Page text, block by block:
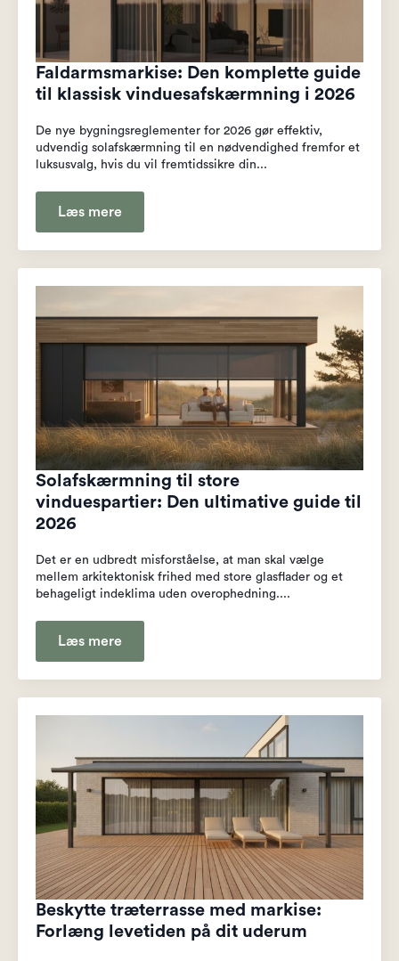
Faldarmsmarkise: Den komplette guide
til klassisk vinduesafskærmning i 2026
De nye bygningsreglementer for 2026 gør effektiv,
udvendig solafskærmning til en nødvendighed fremfor et
luksusvalg, hvis du vil fremtidssikre din...
Læs mere
Solafskærmning til store
vinduespartier: Den ultimative guide til
2026
Det er en udbredt misforståelse, at man skal vælge
mellem arkitektonisk frihed med store glasflader og et
behageligt indeklima uden overophedning....
Læs mere
Beskytte træterrasse med markise:
Forlæng levetiden på dit uderum